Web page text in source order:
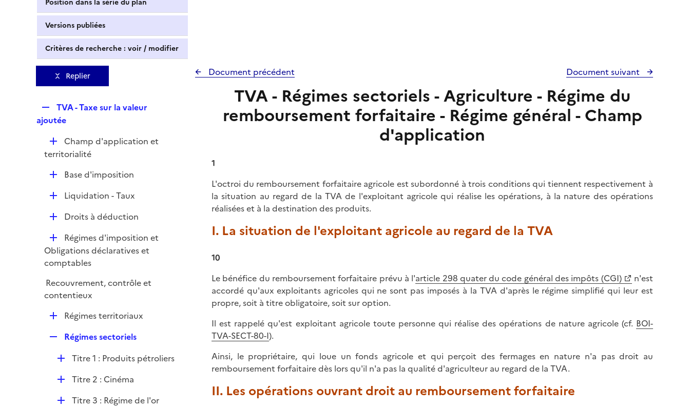
Position dans la série du plan
Versions publiées
Critères de recherche : voir / modifier
Replier
e
l
i
e
r
TVA - Taxe sur la valeur
ajoutée
D
é
Champ d'application et
territorialité
D
r
Base d'imposition
D
i
e
r
Liquidation - Taux
D
l
i
r
Droits à déduction
D
é
p
i
e
Régimes d'imposition et
Obligations déclaratives et
comptables
Recouvrement, contrôle et
contentieux
D
l
i
e
Régimes territoriaux
p
l
i
e
Régimes sectoriels
DTitre 1 : Produits pétroliers
DTitre 2 : Cinéma
DTitre 3 : Régime de l'or
Document précédent Document suivant
TVA - Régimes sectoriels - Agriculture - Régime du
remboursement forfaitaire - Régime général - Champ
d'application
1
L'octroi du remboursement forfaitaire agricole est subordonné à trois conditions qui tiennent respectivement à
la situation au regard de la TVA de l'exploitant agricole qui réalise les opérations, à la nature des opérations
réalisées et à la destination des produits.
I. La situation de l'exploitant agricole au regard de la TVA
10
Le bénéfice du remboursement forfaitaire prévu à l'article 298 quater du code général des impôts (CGI)
n'est
accordé qu'aux exploitants agricoles qui ne sont pas imposés à la TVA d'après le régime simplifié qui leur est
propre, soit à titre obligatoire, soit sur option.
Il est rappelé qu'est exploitant agricole toute personne qui réalise des opérations de nature agricole (cf. BOI-
TVA-SECT-80-I).
Ainsi, le propriétaire, qui loue un fonds agricole et qui perçoit des fermages en nature n'a pas droit au
remboursement forfaitaire dès lors qu'il n'a pas la qualité d'agriculteur au regard de la TVA.
II. Les opérations ouvrant droit au remboursement forfaitaire